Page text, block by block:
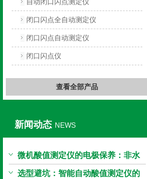
自动闭口闪点测定仪
闭口闪点全自动测定仪
闭口闪点自动测定仪
闭口闪点仪
查看全部产品
新闻动态 NEWS
微机酸值测定仪的电极保养：非水
电极的清洗与活化方法
选型避坑：智能自动酸值测定仪的